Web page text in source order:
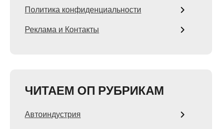
Политика конфиденциальности
Реклама и Контакты
ЧИТАЕМ ОП РУБРИКАМ
Автоиндустрия